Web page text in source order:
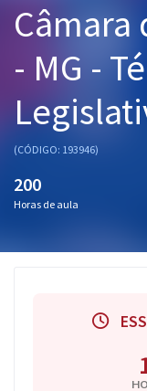
Cursos 20% OFF
Graduação
OAB
Mentorias
Câmara
- MG -
(CÓDIGO: 193946)
200
Horas de aula